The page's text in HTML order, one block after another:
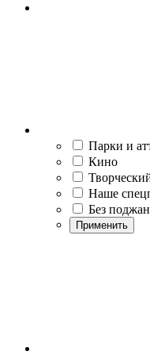
Парки и
Кино
Наше
Без
Применить